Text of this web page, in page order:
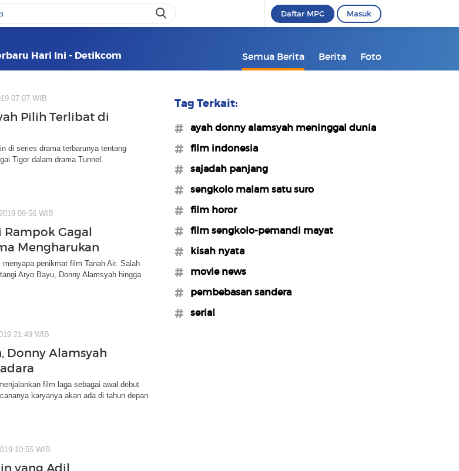
Daftar MPC Masuk
Hari Ini - Detikcom Semua Berita Berita Foto
07:07 WIB
Pilih Terlibat di
di series drama terbarunya tentang
Tigor dalam drama Tunnel.
09:56 WIB
Rampok Gagal
Mengharukan
penikmat film Tanah Air. Salah
Aryo Bayu, Donny Alamsyah hingga
21:49 WIB
Donny Alamsyah
film laga sebagai awal debut
karyanya akan ada di tahun depan.
10:55 WIB
yang Adil,
Tag Terkait:
#ayah donny alamsyah meninggal dunia
#film indonesia
#sajadah panjang
#sengkolo malam satu suro
#film horor
#film sengkolo-pemandi mayat
#kisah nyata
#movie news
#pembebasan sandera
#serial